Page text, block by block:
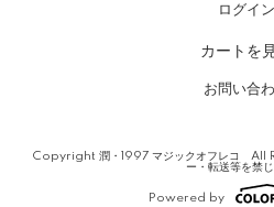
ログイン
カートを
お問い合
Copyright 潤・1997 マジックオフレコ All
ー・転送等を禁じ
Powered by